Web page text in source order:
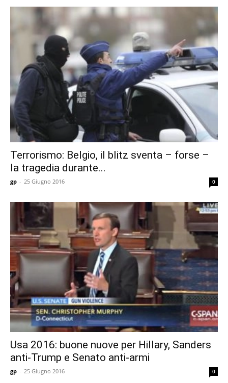
Terrorismo: Belgio, il blitz sventa – forse –
la tragedia durante...
gp - 25 Giugno 2016 0
Usa 2016: buone nuove per Hillary, Sanders
anti-Trump e Senato anti-armi
gp - 25 Giugno 2016 0